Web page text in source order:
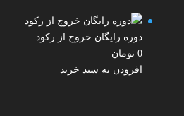
دوره رایگان خروج از رکود
0 تومان
افزودن به سبد خرید